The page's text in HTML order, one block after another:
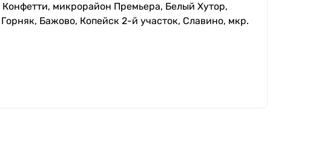
микрорайон Премьера, Белый Хутор,
Бажово, Копейск 2-й участок, Славино, мкр.